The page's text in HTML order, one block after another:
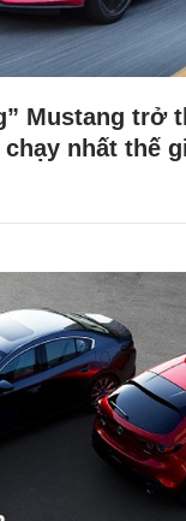
Mustang trở
chạy nhất thế